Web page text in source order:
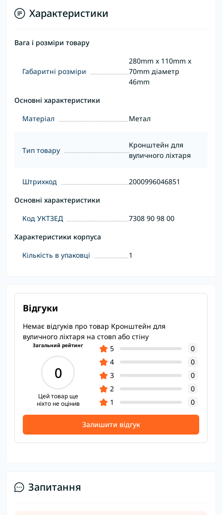
Характеристики
Вага і розміри товару
Габаритні розміри
280mm x 110mm x
70mm діаметр
46mm
Основні характеристики
Матеріал
Метал
Тип товару
Кронштейн для
вуличного ліхтаря
Штрихкод
2000996046851
Основні характеристики
Код УКТЗЕД
7308 90 98 00
Характеристики корпуса
Кількість в упаковці
1
Відгуки
Немає відгуків про товар Кронштейн для
вуличного ліхтаря на стовп або стіну
Загальний рейтинг
0
Цей товар ще
ніхто не оцінив
5
0
4
0
3
0
2
0
1
0
Залишити відгук
Запитання